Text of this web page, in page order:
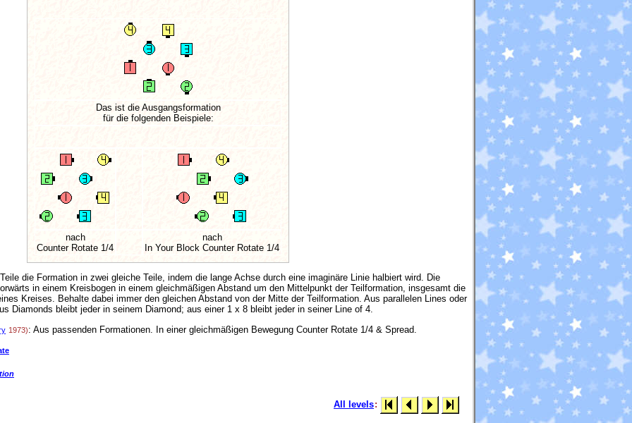
Das ist die Ausgangsformation
für die folgenden Beispiele:
nach
Counter Rotate 1/4
nach
In Your Block Counter Rotate 1/4
die Formation in zwei gleiche Teile, indem die lange Achse durch eine imaginäre Linie halbiert wird. Die
in einem Kreisbogen in einem gleichmäßigen Abstand um den Mittelpunkt der Teilformation, insgesamt die
Kreises. Behalte dabei immer den gleichen Abstand von der Mitte der Teilformation. Aus parallelen Lines oder
Diamonds bleibt jeder in seinem Diamond; aus einer 1 x 8 bleibt jeder in seiner Line of 4.
1973): Aus passenden Formationen. In einer gleichmäßigen Bewegung Counter Rotate 1/4 & Spread.
All levels: